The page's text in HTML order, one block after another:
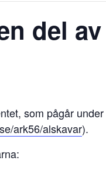
del
som pågår
ark56/alskavar).